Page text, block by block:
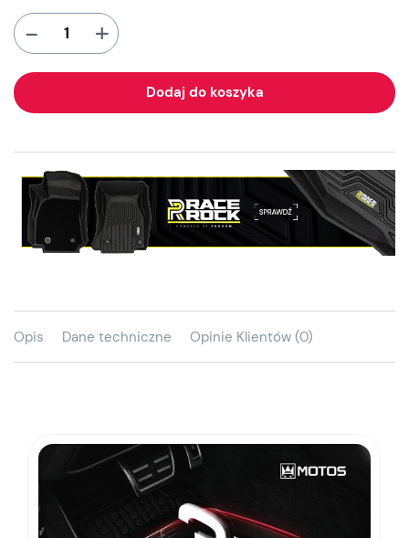
- +
Dodaj do koszyka
Opis Dane techniczne Opinie Klientów (0)